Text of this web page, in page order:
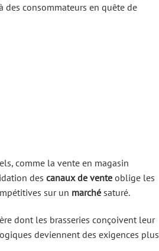
des consommateurs en quête de
comme la vente en magasin
des canaux de vente oblige les
sur un marché saturé.
dont les brasseries conçoivent leur
deviennent des exigences plus